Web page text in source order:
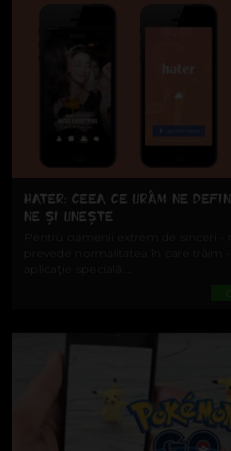
HATER: CEEA CE URÂM NE
NE ŞI UNEŞTE
Pentru oamenii extrem de sinceri -
prevede normalitatea în care trăim -
aplicaţie specială....